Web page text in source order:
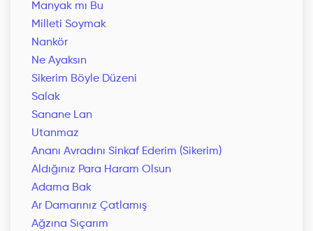
Manyak mı Bu
Milleti Soymak
Nankör
Ne Ayaksın
Sikerim Böyle Düzeni
Salak
Sanane Lan
Utanmaz
Ananı Avradını Sinkaf Ederim (Sikerim)
Aldığınız Para Haram Olsun
Adama Bak
Ar Damarınız Çatlamış
Ağzına Sıçarım